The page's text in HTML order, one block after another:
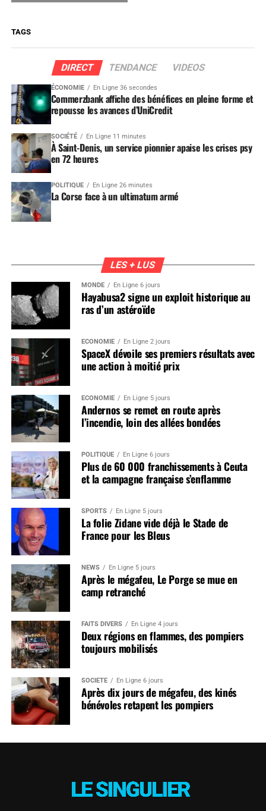
TAGS
DIRECT TENDANCE VIDEOS
ÉCONOMIE En Ligne 36 secondes
Commerzbank affiche des bénéfices en pleine forme et
repousse les avances d’UniCredit
SOCIÉTÉ En Ligne 11 minutes
À Saint-Denis, un service pionnier apaise les crises psy
en 72 heures
POLITIQUE En Ligne 26 minutes
La Corse face à un ultimatum armé
LES + LUS
MONDE En Ligne 6 jours
Hayabusa2 signe un exploit historique au
ras d’un astéroïde
ÉCONOMIE En Ligne 2 jours
SpaceX dévoile ses premiers résultats avec
une action à moitié prix
ÉCONOMIE En Ligne 5 jours
Andernos se remet en route après
l’incendie, loin des allées bondées
POLITIQUE En Ligne 6 jours
Plus de 60 000 franchissements à Ceuta
et la campagne française s’enflamme
SPORTS En Ligne 5 jours
La folie Zidane vide déjà le Stade de
France pour les Bleus
NEWS En Ligne 5 jours
Après le mégafeu, Le Porge se mue en
camp retranché
FAITS DIVERS En Ligne 4 jours
Deux régions en flammes, des pompiers
toujours mobilisés
SOCIÉTÉ En Ligne 6 jours
Après dix jours de mégafeu, des kinés
bénévoles retapent les pompiers